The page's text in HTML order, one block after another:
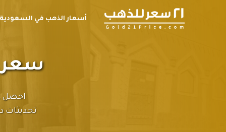
أسعار الذهب في السعودية
سعر
تحديثات